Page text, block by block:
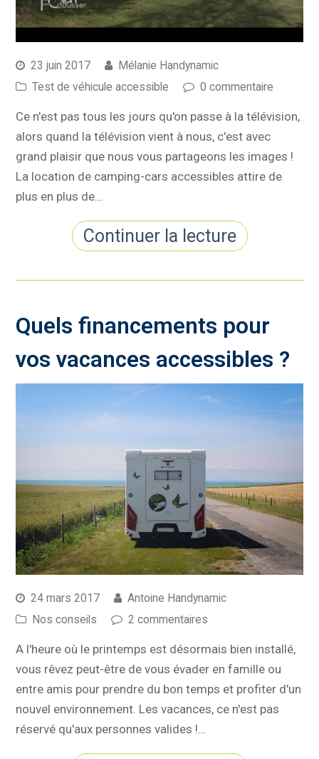
23 juin 2017
Mélanie Handynamic
Test de véhicule accessible
0 commentaire
Ce n'est pas tous les jours qu'on passe à la télévision,
alors quand la télévision vient à nous, c'est avec
grand plaisir que nous vous partageons les images !
La location de camping-cars accessibles attire de
plus en plus de…
Continuer la lecture
Quels financements pour
vos vacances accessibles ?
24 mars 2017
Antoine Handynamic
Nos conseils
2 commentaires
A l'heure où le printemps est désormais bien installé,
vous rêvez peut-être de vous évader en famille ou
entre amis pour prendre du bon temps et profiter d'un
nouvel environnement. Les vacances, ce n'est pas
réservé qu'aux personnes valides !…